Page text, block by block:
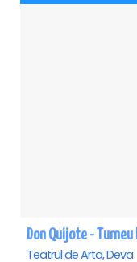
Teatrul de Arta, Deva